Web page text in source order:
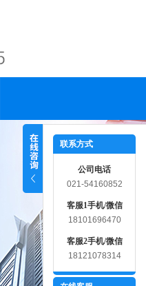
联系方式
公司电话
021-54160852
客服1手机/微信
18101696470
客服2手机/微信
18121078314